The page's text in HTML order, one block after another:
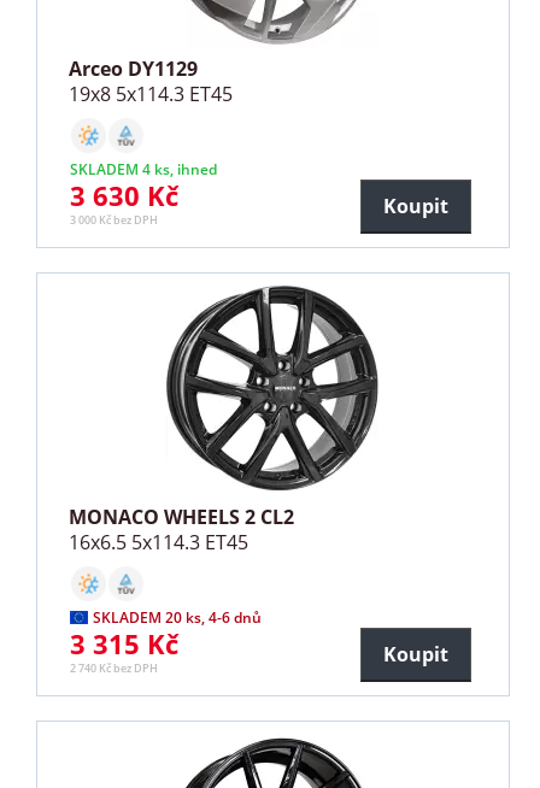
Arceo DY1129
19x8 5x114.3 ET45
SKLADEM 4 ks, ihned
3 630 Kč
3 000 Kč bez DPH
Koupit
MONACO WHEELS 2 CL2
16x6.5 5x114.3 ET45
SKLADEM 20 ks, 4-6 dnů
3 315 Kč
2 740 Kč bez DPH
Koupit